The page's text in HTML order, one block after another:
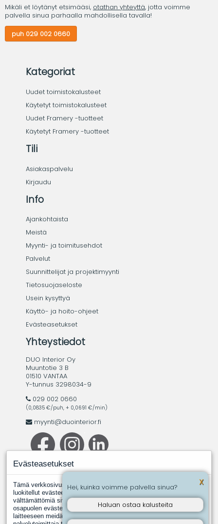
Mikäli et löytänyt etsimääsi, otathan yhteyttä, jotta voimme
palvella sinua parhaalla mahdollisella tavalla!
puh 029 002 0660
Kategoriat
Uudet toimistokalusteet
Käytetyt toimistokalusteet
Uudet Framery -tuotteet
Käytetyt Framery -tuotteet
Tili
Asiakaspalvelu
Kirjaudu
Info
Ajankohtaista
Meistä
Myynti- ja toimitusehdot
Palvelut
Suunnittelijat ja projektimyynti
Tietosuojaseloste
Usein kysyttyä
Käyttö- ja hoito-ohjeet
Evästeasetukset
Yhteystiedot
DUO Interior Oy
Muuntotie 3 B
01510 VANTAA
Y-tunnus 3298034-9
029 002 0660
(0,0835 €/puh, + 0,0691 €/min)
myynti@duointerior.fi
X
Hei, kuinka voimme palvella sinua?
Haluan ostaa kalusteita
Evästeasetukset
Tämä verkkosivusto käyttää evästeitä. Evästeistä välttämättömiksi
luokitellut evästeet tallennetaan selaimeesi, koska ne ovat
välttämättömiä sivuston perustoimintoja varten. Muut, kolmannen
osapuolen evästeet ovat evästeitä, joita joku toinen taho asentaa
laitteeseen meidän puolestamme. Näin tapahtuu silloin, kun jokin